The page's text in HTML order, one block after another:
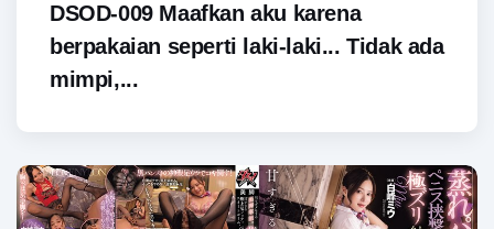
DSOD-009 Maafkan aku karena
berpakaian seperti laki-laki... Tidak ada
mimpi,...